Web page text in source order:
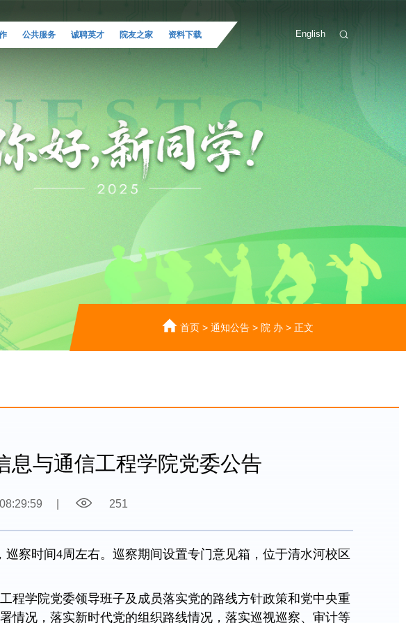
公共服务 诚聘英才 院友之家 资料下载 English
首页 > 通知公告 > 院 办 > 正文
息与通信工程学院党委公告
251
察时间4周左右。巡察期间设置专门意见箱，位于清水河校区
程学院党委领导班子及成员落实党的路线方针政策和党中央重
情况，落实新时代党的组织路线情况，落实巡视巡察、审计等